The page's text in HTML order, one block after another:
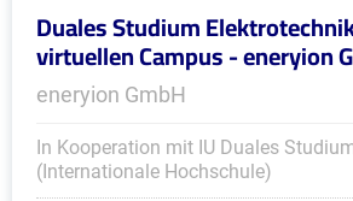
Duales Studium
virtuellen Campus - eneryion
eneryion GmbH
In Kooperation mit IU Duales
(Internationale Hochschule)